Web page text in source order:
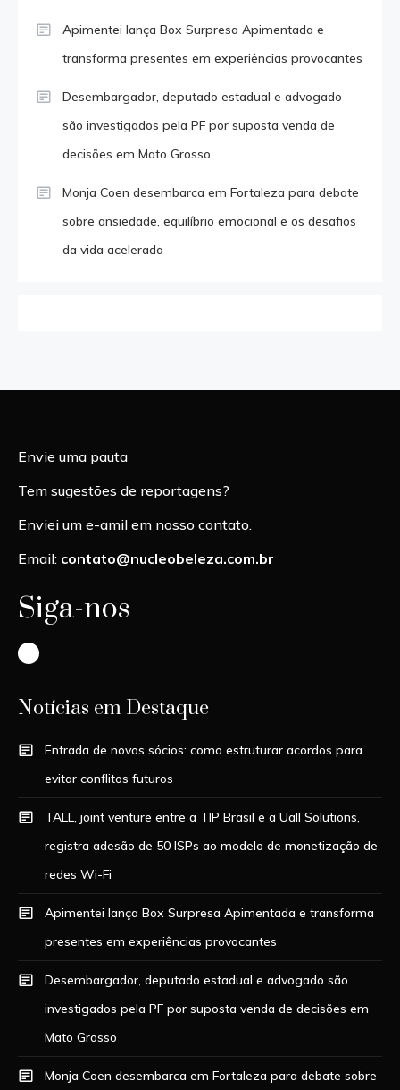
Apimentei lança Box Surpresa Apimentada e
transforma presentes em experiências provocantes
Desembargador, deputado estadual e advogado
são investigados pela PF por suposta venda de
decisões em Mato Grosso
Monja Coen desembarca em Fortaleza para debate
sobre ansiedade, equilíbrio emocional e os desafios
da vida acelerada
Envie uma pauta
Tem sugestões de reportagens?
Enviei um e-amil em nosso contato.
Email: contato@nucleobeleza.com.br
Siga-nos
Instagram
Notícias em Destaque
Entrada de novos sócios: como estruturar acordos para
evitar conflitos futuros
TALL, joint venture entre a TIP Brasil e a Uall Solutions,
registra adesão de 50 ISPs ao modelo de monetização de
redes Wi-Fi
Apimentei lança Box Surpresa Apimentada e transforma
presentes em experiências provocantes
Desembargador, deputado estadual e advogado são
investigados pela PF por suposta venda de decisões em
Mato Grosso
Monja Coen desembarca em Fortaleza para debate sobre